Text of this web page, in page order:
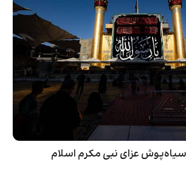
عزای نبی مکرم اسلام